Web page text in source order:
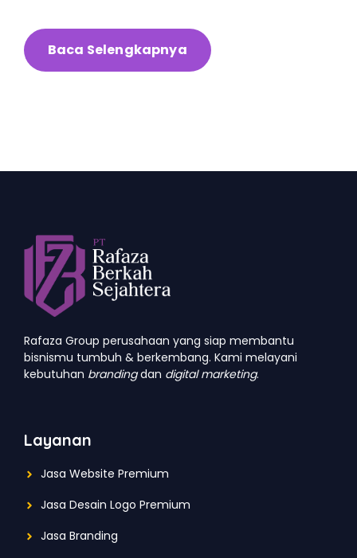
Baca Selengkapnya
Rafaza Group perusahaan yang siap membantu
bisnismu tumbuh & berkembang. Kami melayani
kebutuhan brandingdan digital marketing.
Layanan
Jasa Website Premium
Jasa Desain Logo Premium
Jasa Branding